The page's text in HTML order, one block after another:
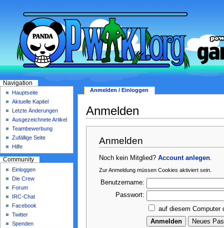
Anmelden
Anmelden
Noch kein Mitglied?Account anlegen
Zur Anmeldung müssen Cookies aktiviert sein.
Benutzername:
Passwort:
auf diesem Computer
Anmelden / Einloggen
Navigation
Hauptseite
Aktuelle Kapitel
Letzte Änderungen
Ausgezeichnete Artikel
Teambewerbung
Zufällige Seite
Hilfe
Community
Einloggen
Die Crew
Forum
IRC-Chat
Facebook
Twitter
Spenden